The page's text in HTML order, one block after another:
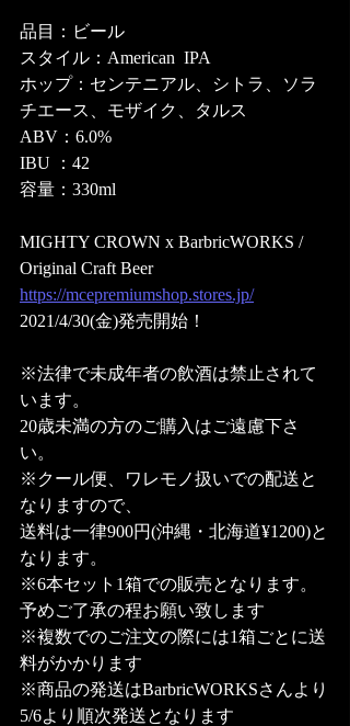
品目：ビール
スタイル：American  IPA
ホップ：センテニアル、シトラ、ソラ
チエース、モザイク、タルス
ABV：6.0%
IBU ：42
容量：330ml
MIGHTY CROWN x BarbricWORKS /
Original Craft Beer
https://mcepremiumshop.stores.jp/
2021/4/30(金)発売開始！
※法律で未成年者の飲酒は禁止されて
います。
20歳未満の方のご購入はご遠慮下さ
い。
※クール便、ワレモノ扱いでの配送と
なりますので、
送料は一律900円(沖縄・北海道¥1200)と
なります。
※6本セット1箱での販売となります。
予めご了承の程お願い致します
※複数でのご注文の際には1箱ごとに送
料がかかります
※商品の発送はBarbricWORKSさんより
5/6より順次発送となります